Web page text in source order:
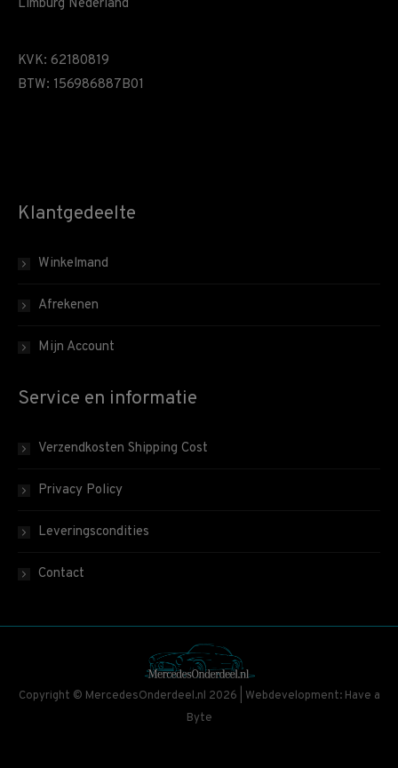
Limburg Nederland
KVK: 62180819
BTW: 156986887B01
Klantgedeelte
Winkelmand
Afrekenen
Mijn Account
Service en informatie
Verzendkosten Shipping Cost
Privacy Policy
Leveringscondities
Contact
Copyright © MercedesOnderdeel.nl 2026 | Webdevelopment: Have a
Byte